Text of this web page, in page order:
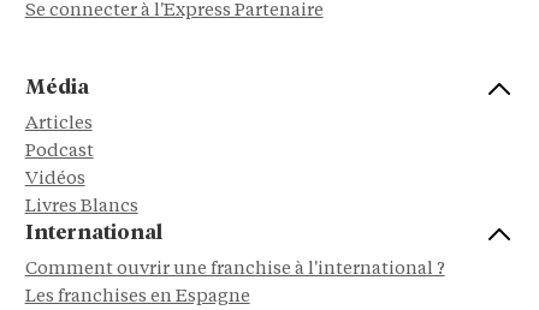
Se connecter à l'Express Partenaire
Média
Articles
Podcast
Vidéos
Livres Blancs
International
Comment ouvrir une franchise à l'international ?
Les franchises en Espagne